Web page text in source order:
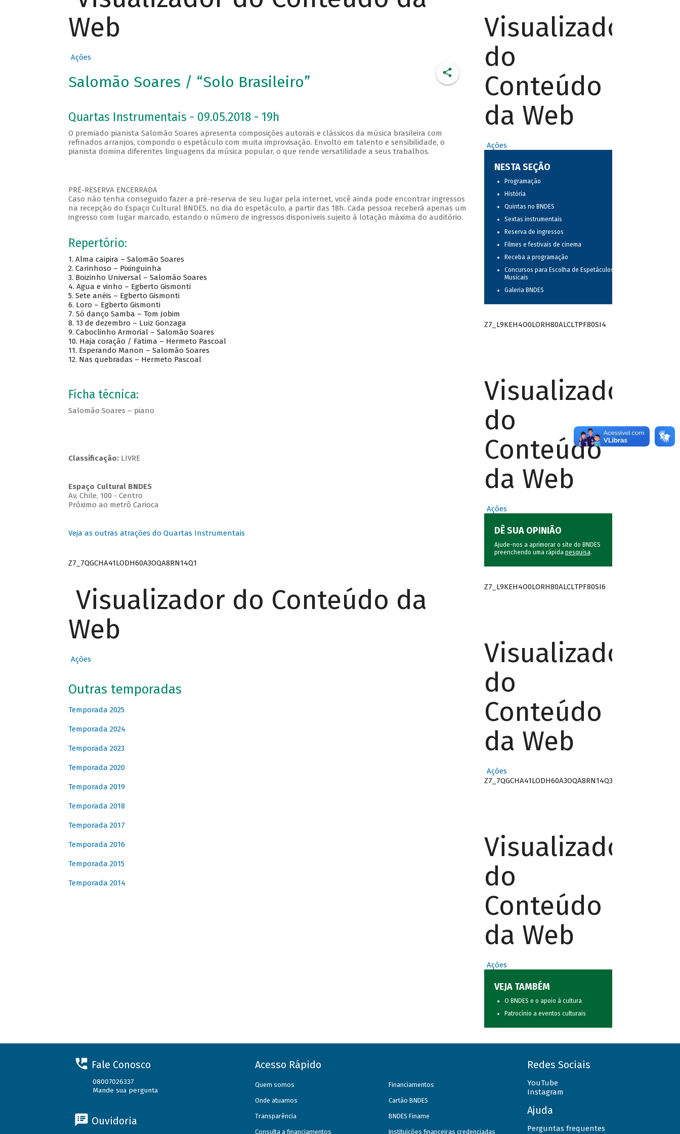
Web
Ações
Salomão Soares / “Solo Brasileiro”
Quartas Instrumentais - 09.05.2018 - 19h
O premiado pianista Salomão Soares apresenta composições autorais e clássicos da música brasileira com
refinados arranjos, compondo o espetáculo com muita improvisação. Envolto em talento e sensibilidade, o
pianista domina diferentes linguagens da música popular, o que rende versatilidade a seus trabalhos.
PRÉ-RESERVA ENCERRADA
Caso não tenha conseguido fazer a pré-reserva de seu lugar pela internet, você ainda pode encontrar ingressos
na recepção do Espaço Cultural BNDES, no dia do espetáculo, a partir das 18h. Cada pessoa receberá apenas um
ingresso com lugar marcado, estando o número de ingressos disponíveis sujeito à lotação máxima do auditório.
Repertório:
1. Alma caipira – Salomão Soares
2. Carinhoso – Pixinguinha
3. Boizinho Universal – Salomão Soares
4. Agua e vinho – Egberto Gismonti
5. Sete anéis – Egberto Gismonti
6. Loro – Egberto Gismonti
7. Só danço Samba – Tom Jobim
8. 13 de dezembro – Luiz Gonzaga
9. Caboclinho Armorial – Salomão Soares
10. Haja coração / Fatima – Hermeto Pascoal
11. Esperando Manon – Salomão Soares
12. Nas quebradas – Hermeto Pascoal
Ficha técnica:
Salomão Soares – piano
Classificação:LIVRE
Espaço Cultural BNDES
Av, Chile, 100 - Centro
Próximo ao metrô Carioca
Veja as outras atrações do Quartas Instrumentais
Z7_7QGCHA41LODH60A3OQA8RN14Q1
Visualizador do Conteúdo da
Web
Ações
Outras temporadas
Temporada 2025
Temporada 2024
Temporada 2023
Temporada 2020
Temporada 2019
Temporada 2018
Temporada 2017
Temporada 2016
Temporada 2015
Temporada 2014
Visualizador
do
Conteúdo
da Web
Ações
NESTA SEÇÃO
Programação
História
Quintas no BNDES
Sextas instrumentais
Reserva de ingressos
Filmes e festivais de cinema
Receba a programação
Concursos para Escolha de Espetáculos
Musicais
Galeria BNDES
Z7_L9KEH4O0LORH80ALCLTPF80SI4
Visualizador
do
Conteúdo
da Web
Ações
DÊ SUA OPINIÃO
Ajude-nos a aprimorar o site do BNDES
preenchendo uma rápida pesquisa.
Z7_L9KEH4O0LORH80ALCLTPF80SI6
Visualizador
do
Conteúdo
da Web
Ações
Z7_7QGCHA41LODH60A3OQA8RN14Q3
Visualizador
do
Conteúdo
da Web
Ações
VEJA TAMBÉM
O BNDES e o apoio à cultura
Patrocínio a eventos culturais
Fale Conosco
08007026337
Mande sua pergunta
Ouvidoria
Acesso Rápido
Quem somos
Onde atuamos
Transparência
Consulta a financiamentos
Financiamentos
Cartão BNDES
BNDES Finame
Instituições financeiras credenciadas
Redes Sociais
YouTube
Instagram
Ajuda
Perguntas frequentes